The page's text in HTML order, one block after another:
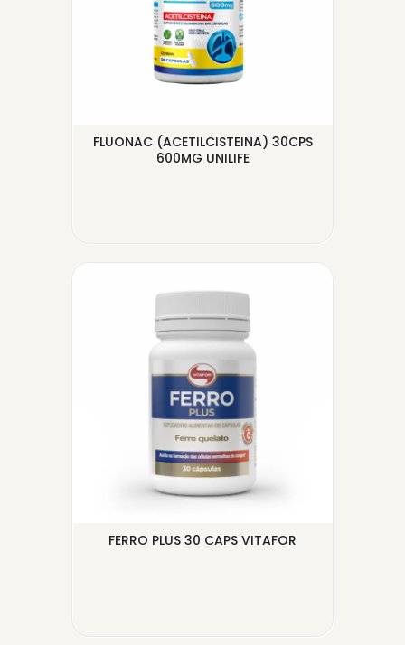
FLUONAC (ACETILCISTEINA) 30CPS
600MG UNILIFE
FERRO PLUS 30 CAPS VITAFOR